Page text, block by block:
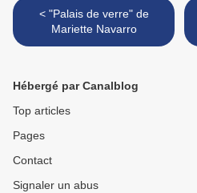
< "Palais de verre" de
Mariette Navarro
Hébergé par Canalblog
Top articles
Pages
Contact
Signaler un abus